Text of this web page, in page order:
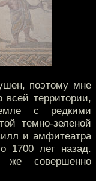
поэтому мне
всей территории,
с редкими
темно-зеленой
и амфитеатра
1700 лет назад.
совершенно